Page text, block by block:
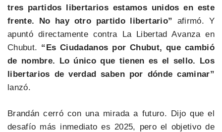
tres partidos libertarios estamos unidos en este
frente. No hay otro partido libertario” afirmó. Y
apuntó directamente contra La Libertad Avanza en
Chubut. “Es Ciudadanos por Chubut, que cambió
de nombre. Lo único que tienen es el sello. Los
libertarios de verdad saben por dónde caminar”
lanzó.
Brandán cerró con una mirada a futuro. Dijo que el
desafío más inmediato es 2025, pero el objetivo de